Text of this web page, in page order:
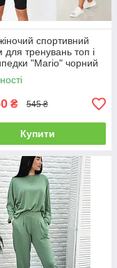
спортивний
для тренувань топ і
"Mario" чорний
₴ 545 ₴
Купити